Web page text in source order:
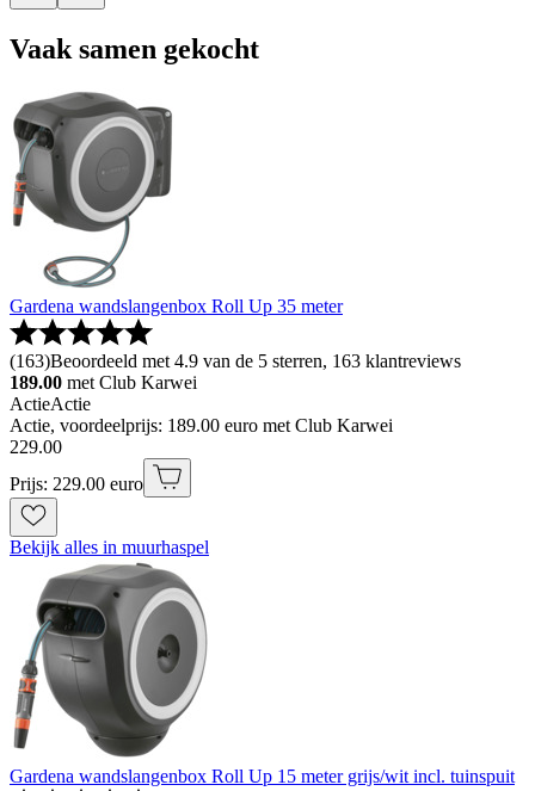
Vaak samen gekocht
Gardena wandslangenbox Roll Up 35 meter
(163)Beoordeeld met 4.9 van de 5 sterren, 163 klantreviews
189.00 met Club Karwei
ActieActie
Actie, voordeelprijs: 189.00 euro met Club Karwei
229.00
Prijs: 229.00 euro
Bekijk alles in muurhaspel
Gardena wandslangenbox Roll Up 15 meter grijs/wit incl. tuinspuit